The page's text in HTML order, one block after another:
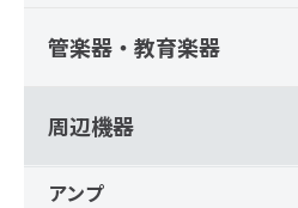
管楽器・教育楽器
周辺機器
アンプ